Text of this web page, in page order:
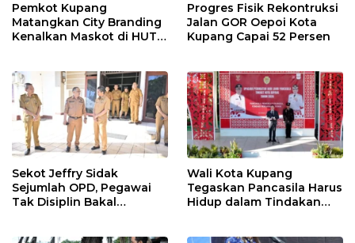
Pemkot Kupang
Matangkan City Branding
Kenalkan Maskot di HUT
Progres Fisik Rekontruksi
Jalan GOR Oepoi Kota
Kupang Capai 52 Persen
Sekot Jeffry Sidak
Sejumlah OPD, Pegawai
Tak Disiplin Bakal
Wali Kota Kupang
Tegaskan Pancasila Harus
Hidup dalam Tindakan